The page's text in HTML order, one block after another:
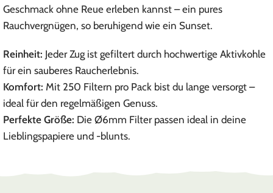
Geschmack ohne Reue erleben kannst – ein pures
Rauchvergnügen, so beruhigend wie ein Sunset.
Reinheit: Jeder Zug ist gefiltert durch hochwertige Aktivkohle
für ein sauberes Raucherlebnis.
Komfort: Mit 250 Filtern pro Pack bist du lange versorgt –
ideal für den regelmäßigen Genuss.
Perfekte Größe: Die Ø6mm Filter passen ideal in deine
Lieblingspapiere und -blunts.